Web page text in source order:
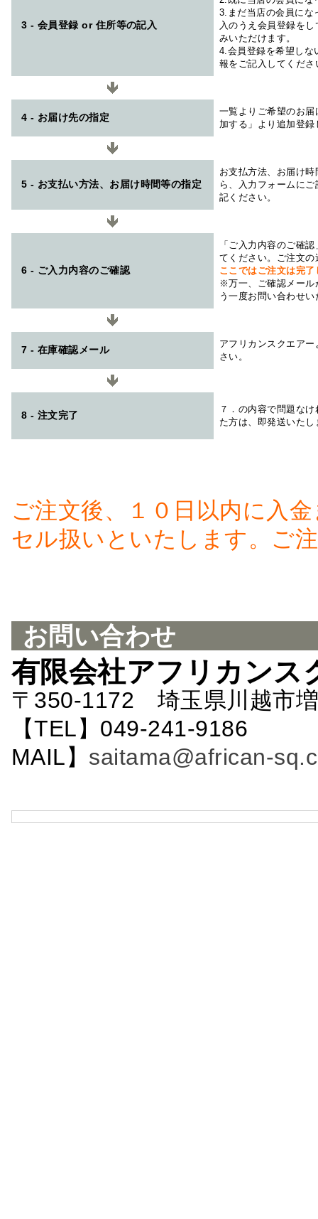
3 - 会員登録 or 住所等の記入
3.まだ当店の会員にな
入のうえ会員登録を
みいただけます。
4.会員登録を希望しな
報をご記入してくださ
4 - お届け先の指定
一覧よりご希望のお
加する」より追加登
5 - お支払い方法、お届け時間等の指定
お支払方法、お届け
ら、入力フォームに
記ください。
6 - ご入力内容のご確認
「ご入力内容のご確
てください。ご注文
ここではご注文は完
※万一、ご確認メール
う一度お問い合わせ
7 - 在庫確認メール
アフリカンスクエアー
さい。
8 - 注文完了
７．の内容で問題な
た方は、即発送いたし
ご注文後、１０日以内に入
セル扱いといたします。ご
お問い合わせ
有限会社アフリカンス
〒350-1172 埼玉県川越市
【TEL】049-241-
MAIL】 saitama@african-